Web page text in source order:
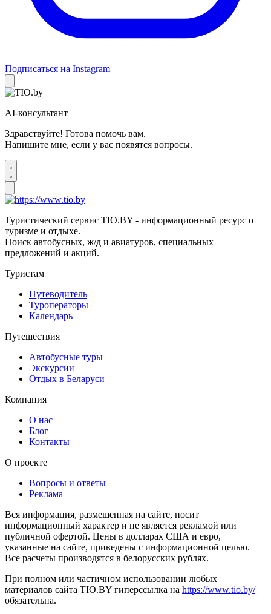
Подписаться на Instagram
AI-консультант
Здравствуйте! Готова помочь вам.
Напишите мне, если у вас появятся вопросы.
Туристический сервис TIO.BY - информационный ресурс о
туризме и отдыхе.
Поиск автобусных, ж/д и авиатуров, специальных
предложений и акций.
Туристам
Путеводитель
Туроператоры
Календарь
Путешествия
Автобусные туры
Экскурсии
Отдых в Беларуси
Компания
О нас
Блог
Контакты
О проекте
Вопросы и ответы
Реклама
Вся информация, размещенная на сайте, носит
информационный характер и не является рекламой или
публичной офертой. Цены в долларах США и евро,
указанные на сайте, приведены с информационной целью.
Все расчеты производятся в белорусских рублях.
При полном или частичном использовании любых
материалов сайта TIO.BY гиперссылка на https://www.tio.by/
обязательна.